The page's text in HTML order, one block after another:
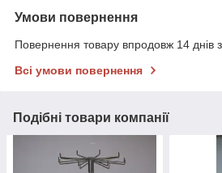
Умови повернення
Повернення товару впродовж 14 днів
Всі умови повернення
Подібні товари компанії